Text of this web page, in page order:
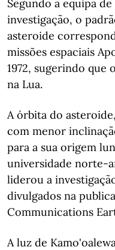
Segundo a equipa
investigação, o
asteroide
missões espaciais
1972, sugerindo
na Lua.
A órbita do
com menor
para a sua origem
universidade norte-
liderou a
divulgados na
Communications
A luz de